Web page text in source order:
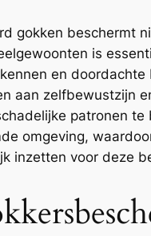
gokken beschermt
is
en
aan zelfbewustzijn
patronen
omgeving,
inzetten voor deze